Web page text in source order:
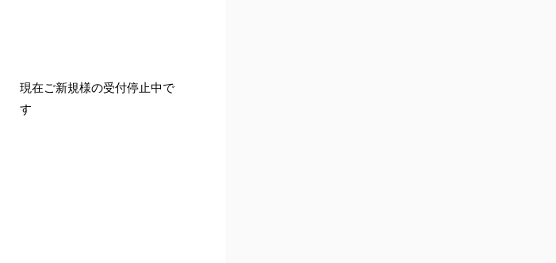
現在ご新規様の受付停止中で
す